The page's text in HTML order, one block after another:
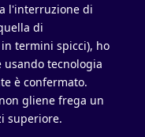
l'interruzione di
di
termini spicci), ho
tecnologia
è confermato.
gliene frega un
superiore.